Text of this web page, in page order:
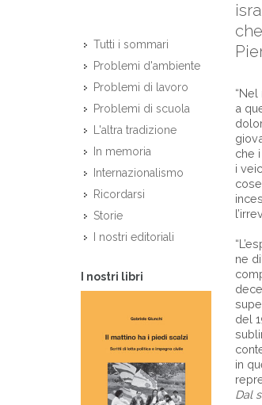
Tutti i sommari
Problemi d'ambiente
Problemi di lavoro
Problemi di scuola
L'altra tradizione
In memoria
Internazionalismo
Ricordarsi
Storie
I nostri editoriali
I nostri libri
a
che
i
ne
del
in
Dal